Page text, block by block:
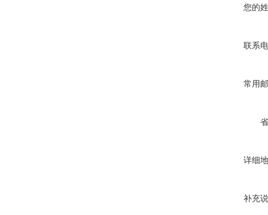
您的
联系
常用
详细
补充